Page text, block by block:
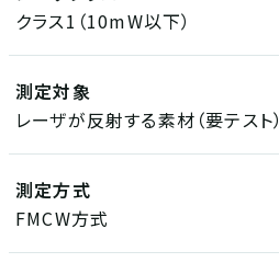
クラス1（10mW以下）
測定対象
レーザが反射する素材（要テスト）
測定方式
FMCW方式